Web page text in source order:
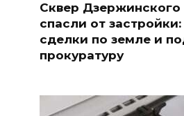
Сквер Дзержинского
спасли от
сделки по земле и
прокуратуру